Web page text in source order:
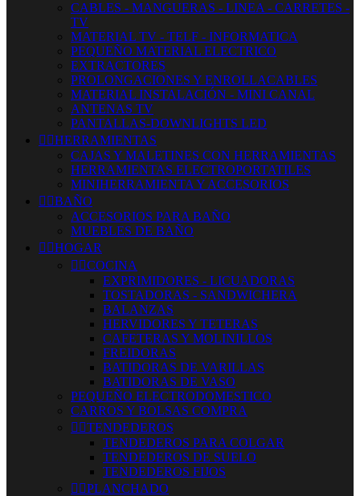
CABLES - MANGUERAS - LINEA - CARRETES -
TV
MATERIAL TV - TELF - INFORMATICA
PEQUEÑO MATERIAL ELECTRICO
EXTRACTORES
PROLONGACIONES Y ENROLLACABLES
MATERIAL INSTALACIÓN - MINI CANAL
ANTENAS TV
PANTALLAS-DOWNLIGHTS LED
 HERRAMIENTAS
CAJAS Y MALETINES CON HERRAMIENTAS
HERRAMIENTAS ELECTROPORTATILES
MINIHERRAMIENTA Y ACCESORIOS
 BAÑO
ACCESORIOS PARA BAÑO
MUEBLES DE BAÑO
 HOGAR
 COCINA
EXPRIMIDORES - LICUADORAS
TOSTADORAS - SANDWICHERA
BALANZAS
HERVIDORES Y TETERAS
CAFETERAS Y MOLINILLOS
FREIDORAS
BATIDORAS DE VARILLAS
BATIDORAS DE VASO
PEQUEÑO ELECTRODOMESTICO
CARROS Y BOLSAS COMPRA
 TENDEDEROS
TENDEDEROS PARA COLGAR
TENDEDEROS DE SUELO
TENDEDEROS FIJOS
 PLANCHADO